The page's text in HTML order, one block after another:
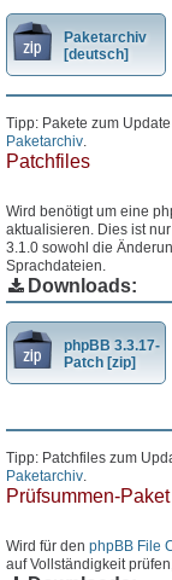
Paketarchiv
[deutsch]
Tipp: Pakete zum
Paketarchiv
Patchfiles
Wird benötigt um eine
aktualisieren. Dies ist
3.1.0 sowohl die
Sprachdateien.
Downloads:
phpBB 3.3.17-
Patch [zip]
Tipp: Patchfiles zum
Paketarchiv
Prüfsummen-Paket
Wird für den phpBB File
auf Vollständigkeit